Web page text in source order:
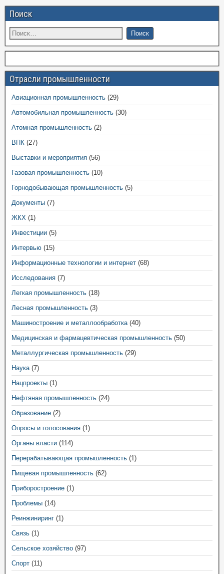
Поиск
Отрасли промышленности
Авиационная промышленность (29)
Автомобильная промышленность (30)
Атомная промышленность (2)
ВПК (27)
Выставки и мероприятия (56)
Газовая промышленность (10)
Горнодобывающая промышленность (5)
Документы (7)
ЖКХ (1)
Инвестиции (5)
Интервью (15)
Информационные технологии и интернет (68)
Исследования (7)
Легкая промышленность (18)
Лесная промышленность (3)
Машиностроение и металлообработка(40)
Медицинская и фармацевтическая промышленность (50)
Металлургическая промышленность (29)
Наука(7)
Нацпроекты (1)
Нефтяная промышленность (24)
Образование (2)
Опросы и голосования (1)
Органы власти (114)
Перерабатывающая промышленность (1)
Пищевая промышленность (62)
Приборостроение (1)
Проблемы (14)
Реинжиниринг (1)
Связь (1)
Сельское хозяйство (97)
Спорт (11)